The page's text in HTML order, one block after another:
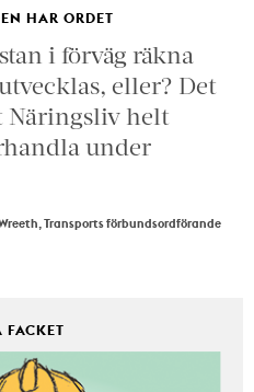
HAR ORDET
i förväg räkna
eller? Det
Näringsliv helt
under
Transports förbundsordförande
FACKET